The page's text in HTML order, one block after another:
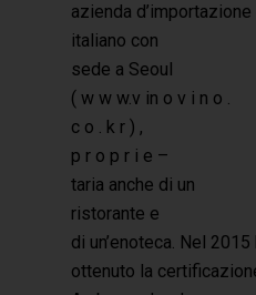
azienda
italiano con
sede a Seoul
( w w w.v in o v i n o .
c o . k r ) ,
p r o p r i e –
taria anche di un
ristorante e
di un’enoteca. Nel 2015
ottenuto la